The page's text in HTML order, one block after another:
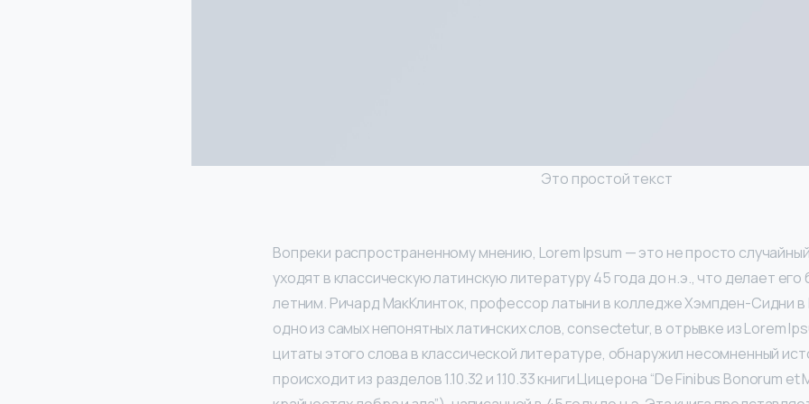
Это простой текст
Вопреки распространенному мнению, Lorem Ipsum — это не просто
уходят в классическую латинскую литературу 45 года до н.э., что делает
летним. Ричард МакКлинток, профессор латыни в колледже Хэмпден-Сидни
одно из самых непонятных латинских слов, consectetur, в отрывке из Lorem
цитаты этого слова в классической литературе, обнаружил несомненный
происходит из разделов 1.10.32 и 1.10.33 книги Цицерона “De Finibus Bonorum et